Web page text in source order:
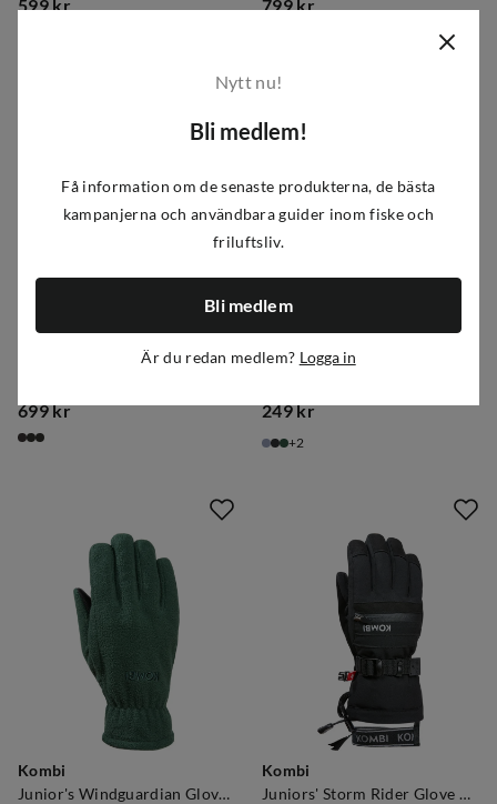
599 kr
799 kr
price
699 kr
Kombi
price
249 kr
2
Kombi
Junior's Windguardian Glove Tropic Green
Kombi
Juniors' Storm Rider Glove Black
Nytt nu!
Bli medlem!
Få information om de senaste produkterna, de bästa
kampanjerna och användbara guider inom fiske och
friluftsliv.
Bli medlem
Är du redan medlem? Logga in